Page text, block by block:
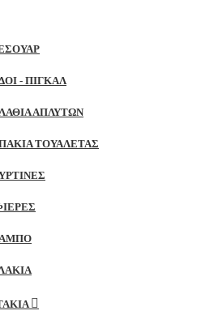
- ΠΙΓΚΑΛ
ΑΠΛΎΤΩΝ
ΤΟΥΑΛΈΤΑΣ